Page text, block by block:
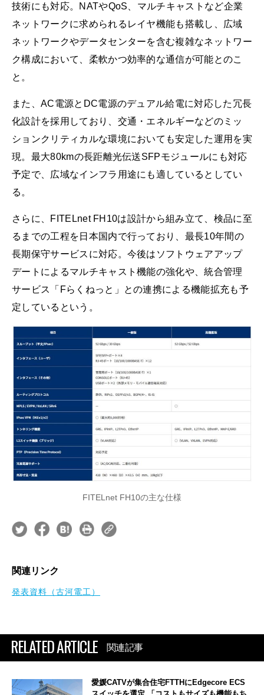
技術にも対応。NATやQoS、マルチキャストなど企業
ネットワークに求められるレイヤ機能も搭載し、広域
ネットワークやデータセンターを含む複雑なネットワー
ク構成において、柔軟かつ効率的な通信が可能とのこ
と。
また、AC電源とDC電源のデュアル給電に対応した冗長
化設計を採用しており、交通・エネルギーなどのミッ
ションクリティカルな環境においても安定した運用を実
現。最大80kmの長距離光伝送SFPモジュールにも対応
予定で、広域なインフラ用途にも適しているとしてい
る。
さらに、FITELnet FH10は設計から組み立て、検品に至
るまでの工程を日本国内で行っており、最長10年間の
長期保守サービスに対応。今後はソフトウェアアップ
デートによるマルチキャスト機能の強化や、統合管理
サービス「Fらくねっと」との連携による機能拡充も予
定しているという。
FITELnet FH10の主な仕様
関連リンク
発表資料（古河電工）
RELATED ARTICLE 関連記事
愛媛CATVが集合住宅FTTHにEdgecore ECS